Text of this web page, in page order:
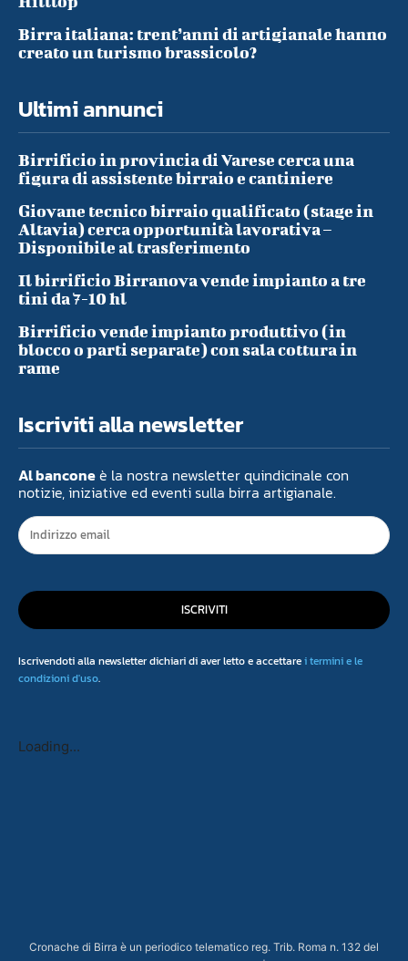
Birra italiana: trent’anni di artigianale hanno
creato un turismo brassicolo?
Ultimi annunci
Birrificio in provincia di Varese cerca una
figura di assistente birraio e cantiniere
Giovane tecnico birraio qualificato (stage in
Altavia) cerca opportunità lavorativa –
Disponibile al trasferimento
Il birrificio Birranova vende impianto a tre
tini da 7-10 hl
Birrificio vende impianto produttivo (in
blocco o parti separate) con sala cottura in
rame
Iscriviti alla newsletter
Al banconeè la nostra newsletter quindicinale con
notizie, iniziative ed eventi sulla birra artigianale.
ISCRIVITI
Iscrivendoti alla newsletter dichiari di aver letto e accettarei termini e le
condizioni d'uso.
Loading...
Cronache di Birra è un periodico telematico reg. Trib. Roma n. 132 del